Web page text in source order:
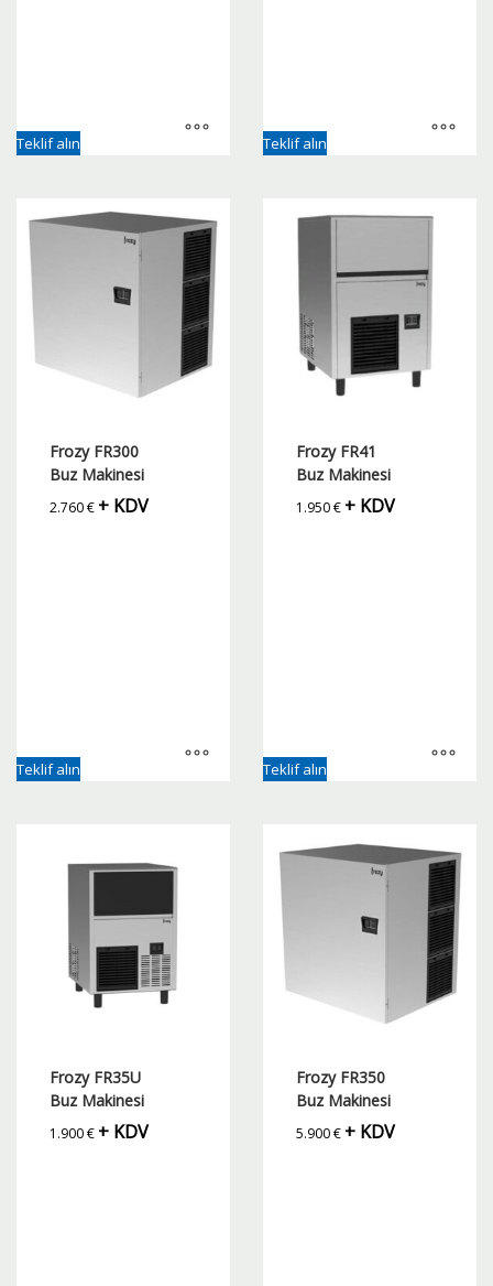
Teklif alın Teklif alın
Frozy FR300
Buz Makinesi
2.760€ + KDV
Teklif alın
Frozy FR41
Buz Makinesi
1.950€ + KDV
Teklif alın
Frozy FR35U
Buz Makinesi
1.900€ + KDV
Frozy FR350
Buz Makinesi
5.900€ + KDV